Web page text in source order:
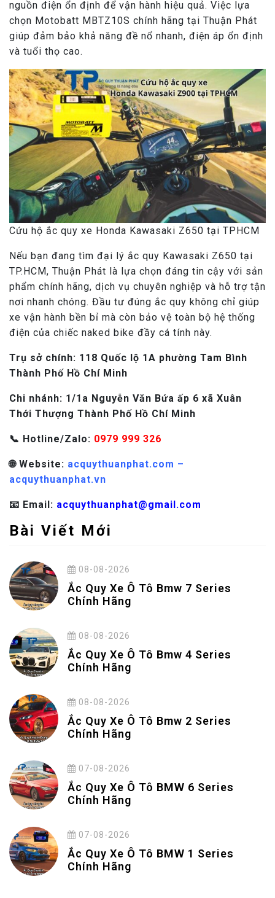
nguồn điện ổn định để vận hành hiệu quả. Việc lựa
chọn Motobatt MBTZ10S chính hãng tại Thuận Phát
giúp đảm bảo khả năng đề nổ nhanh, điện áp ổn định
và tuổi thọ cao.
Cứu hộ ắc quy xe Honda Kawasaki Z650 tại TPHCM
Nếu bạn đang tìm đại lý ắc quy Kawasaki Z650 tại
TP.HCM, Thuận Phát là lựa chọn đáng tin cậy với sản
phẩm chính hãng, dịch vụ chuyên nghiệp và hỗ trợ tận
nơi nhanh chóng. Đầu tư đúng ắc quy không chỉ giúp
xe vận hành bền bỉ mà còn bảo vệ toàn bộ hệ thống
điện của chiếc naked bike đầy cá tính này.
Trụ sở chính: 118 Quốc lộ 1A phường Tam Bình
Thành Phố Hồ Chí Minh
Chi nhánh: 1/1a Nguyễn Văn Bứa ấp 6 xã Xuân
Thới Thượng Thành Phố Hồ Chí Minh
📞 Hotline/Zalo: 0979 999 326
🌐 Website: acquythuanphat.com –
acquythuanphat.vn
📧 Email: acquythuanphat@gmail.com
Bài Viết Mới
08-08-2026
Ắc Quy Xe Ô Tô Bmw 7 Series
Chính Hãng
08-08-2026
Ắc Quy Xe Ô Tô Bmw 4 Series
Chính Hãng
08-08-2026
Ắc Quy Xe Ô Tô Bmw 2 Series
Chính Hãng
07-08-2026
Ắc Quy Xe Ô Tô BMW 6 Series
Chính Hãng
07-08-2026
Ắc Quy Xe Ô Tô BMW 1 Series
Chính Hãng